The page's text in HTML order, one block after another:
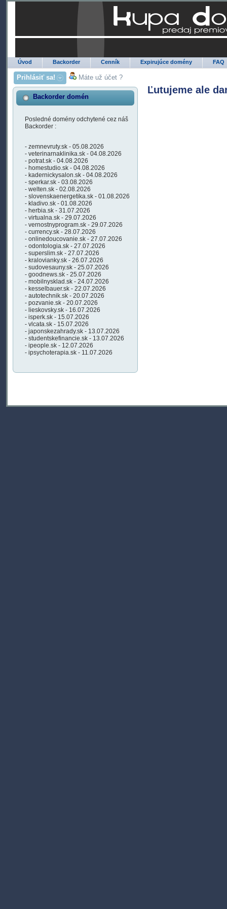
Úvod Backorder Cenník Expirujúce domény FAQ
Prihlásiť sa! Máte už účet ?
Backorder domén
Posledné domény odchytené cez náš
Backorder :
- zemnevruty.sk - 05.08.2026
- veterinarnaklinika.sk - 04.08.2026
- potrat.sk - 04.08.2026
- homestudio.sk - 04.08.2026
- kadernickysalon.sk - 04.08.2026
- sperkar.sk - 03.08.2026
- welten.sk - 02.08.2026
- slovenskaenergetika.sk - 01.08.2026
- kladivo.sk - 01.08.2026
- herbia.sk - 31.07.2026
- virtualna.sk - 29.07.2026
- vernostnyprogram.sk - 29.07.2026
- currency.sk - 28.07.2026
- onlinedoucovanie.sk - 27.07.2026
- odontologia.sk - 27.07.2026
- superslim.sk - 27.07.2026
- kralovianky.sk - 26.07.2026
- sudovesauny.sk - 25.07.2026
- goodnews.sk - 25.07.2026
- mobilnysklad.sk - 24.07.2026
- kesselbauer.sk - 22.07.2026
- autotechnik.sk - 20.07.2026
- pozvanie.sk - 20.07.2026
- lieskovsky.sk - 16.07.2026
- isperk.sk - 15.07.2026
- vlcata.sk - 15.07.2026
- japonskezahrady.sk - 13.07.2026
- studentskefinancie.sk - 13.07.2026
- ipeople.sk - 12.07.2026
- ipsychoterapia.sk - 11.07.2026
Ľutujeme ale